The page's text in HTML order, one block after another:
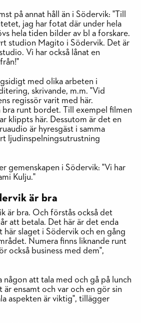
på annat håll än i Södervik: "Till
jag har fotat där under hela
hela tiden bilder av bl a forskare.
studion Magito i Södervik. Det är
Vi har också lånat en
med olika arbeten i
skrivande, m.m. "Vid
regissör varit med här.
bra runt bordet. Till exempel filmen
klippts här. Dessutom är det en
är hyresgäst i samma
ljudinspelningsutrustning
gemenskapen i Södervik: "Vi har
Kulju."
är bra
är bra. Och förstås också det
att betala. Det här är det enda
här slaget i Södervik och en gång
Numera finns liknande runt
också business med dem",
att tala med och gå på lunch
är ensamt och var och en gör sin
aspekten är viktig", tillägger